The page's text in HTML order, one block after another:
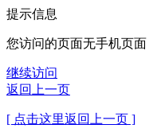
提示信息
您访问的页面无手机页
继续访问
返回上一页
[ 点击这里返回上一页 ]